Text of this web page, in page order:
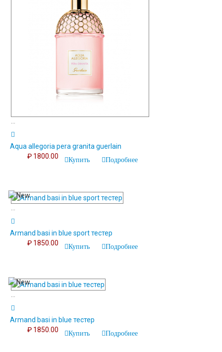
...
Aqua allegoria pera granita guerlain
₽ 1800.00
Купить Подробнее
...
Armand basi in blue sport тестер
₽ 1850.00
Купить Подробнее
...
Armand basi in blue тестер
₽ 1850.00
Купить Подробнее